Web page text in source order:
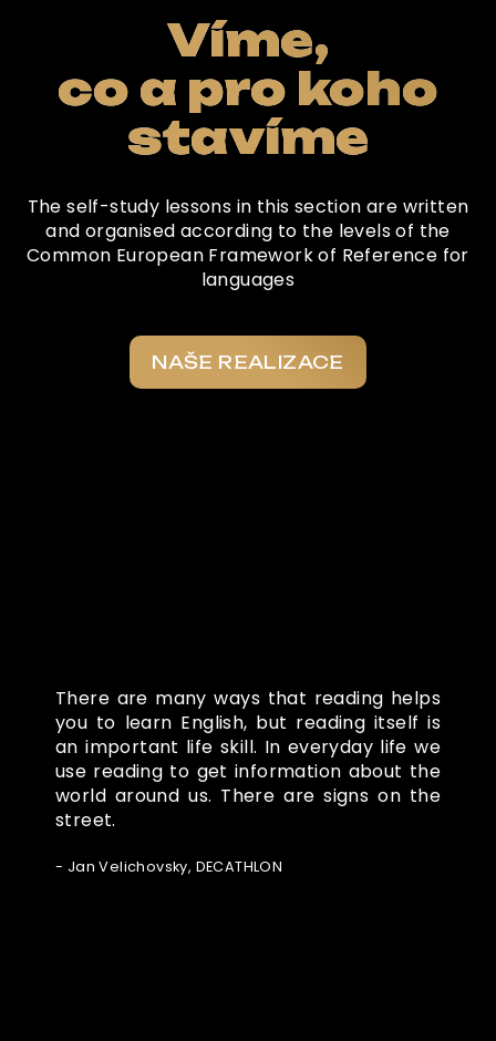
Víme,
co a pro koho
stavíme
The self-study lessons in this section are written
and organised according to the levels of the
Common European Framework of Reference for
languages
NAŠE REALIZACE
There are many ways that reading helps
you to learn English, but reading itself is
an important life skill. In everyday life we
use reading to get information about the
world around us. There are signs on the
street.
- Jan Velichovsky, DECATHLON